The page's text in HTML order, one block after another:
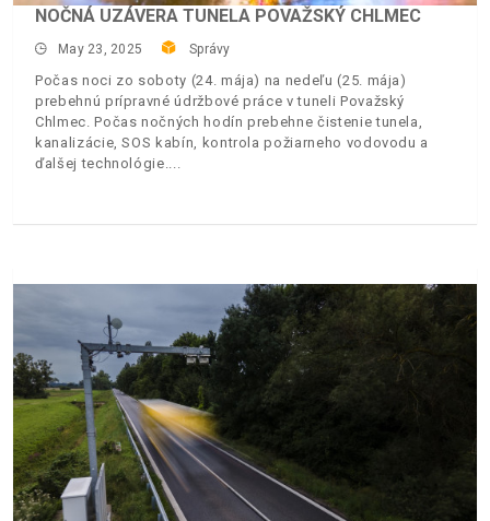
NOČNÁ UZÁVERA TUNELA POVAŽSKÝ CHLMEC
May 23, 2025 Správy
Počas noci zo soboty (24. mája) na nedeľu (25. mája)
prebehnú prípravné údržbové práce v tuneli Považský
Chlmec. Počas nočných hodín prebehne čistenie tunela,
kanalizácie, SOS kabín, kontrola požiarneho vodovodu a
ďalšej technológie.